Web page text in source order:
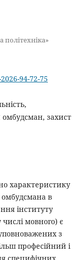
політехніка»
94-72-75
захист
характеристику
омбудсмана в
інституту
мовного) є
з
професійний і